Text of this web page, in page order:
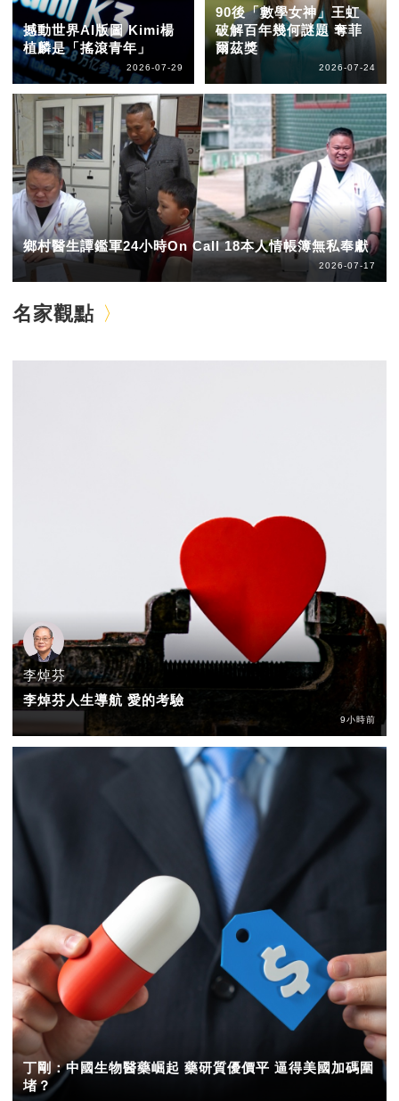
撼動世界AI版圖 Kimi楊
植麟是「搖滾青年」
2026-07-29
90後「數學女神」王虹
破解百年幾何謎題 奪菲
爾茲獎
2026-07-24
鄉村醫生譚鑑軍24小時On Call 18本人情帳簿無私奉獻
2026-07-17
名家觀點
李焯芬
李焯芬人生導航 愛的考驗
9小時前
丁剛：中國生物醫藥崛起 藥研質優價平 逼得美國加碼圍
堵？